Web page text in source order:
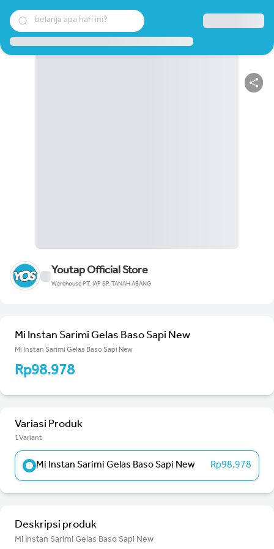
belanja apa hari ini?
Youtap Official Store
Warehouse PT. IAP SP. TANAH ABANG
Mi Instan Sarimi Gelas Baso Sapi New
Mi Instan Sarimi Gelas Baso Sapi New
Rp98.978
Variasi Produk
1Variant
Mi Instan Sarimi Gelas Baso Sapi New Rp98.978
Deskripsi produk
Mi Instan Sarimi Gelas Baso Sapi New